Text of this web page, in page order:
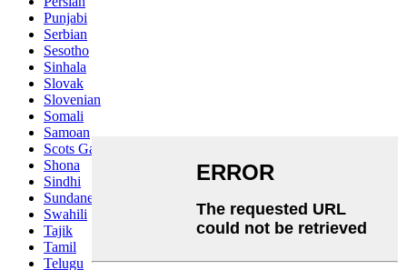
Punjabi
Serbian
Sesotho
Sinhala
Slovak
Slovenian
Somali
Samoan
Scots Gaelic
Shona
Sindhi
Sundanese
Swahili
Tajik
Tamil
Telugu